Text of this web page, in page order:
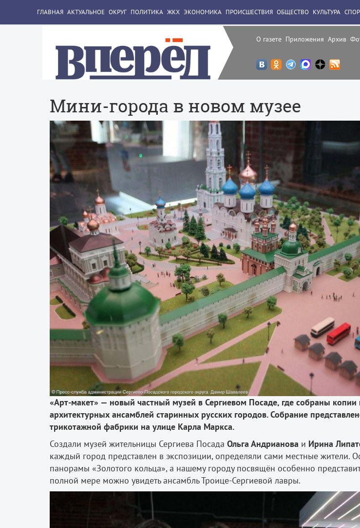
О газете Приложения Архив
ГЛАВНАЯ АКТУАЛЬНОЕ ОКРУГ ПОЛИТИКА ЖКХ ЭКОНОМИКА ПРОИСШЕСТВИЯ ОБЩЕСТВО КУЛЬТУРА
Мини-города в новом музее
«Арт-макет» — новый частный музей в Сергиевом Посаде, где собраны
архитектурных ансамблей старинных русских городов. Собрание
трикотажной фабрики на улице Карла Маркса.
Создали музей жительницы Сергиева Посада Ольга Андрианова и Ирина
каждый город представлен в экспозиции, определяли сами местные жители.
панорамы «Золотого кольца», а нашему городу посвящён особенно
полной мере можно увидеть ансамбль Троице-Сергиевой лавры.